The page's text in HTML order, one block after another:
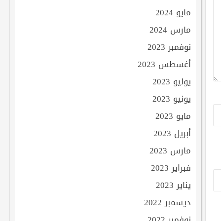
مايو 2024
مارس 2024
نوفمبر 2023
أغسطس 2023
يوليو 2023
يونيو 2023
مايو 2023
أبريل 2023
مارس 2023
فبراير 2023
يناير 2023
ديسمبر 2022